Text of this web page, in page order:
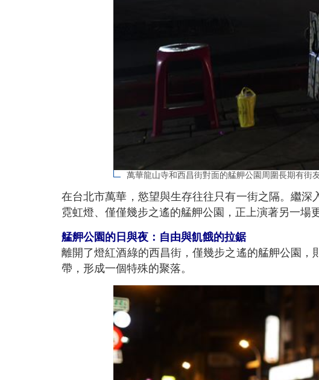
萬華龍山寺和西昌街對面的艋舺公園周圍長期有街
在台北市萬華，慾望與生存往往只有一街之隔。繼
霓虹燈、僅僅幾步之遙的艋舺公園，正上演著另一場
艋舺公園的日與夜：自由與飢餓的拉鋸
離開了燈紅酒綠的西昌街，僅幾步之遙的艋舺公園
帶，形成一個特殊的聚落。